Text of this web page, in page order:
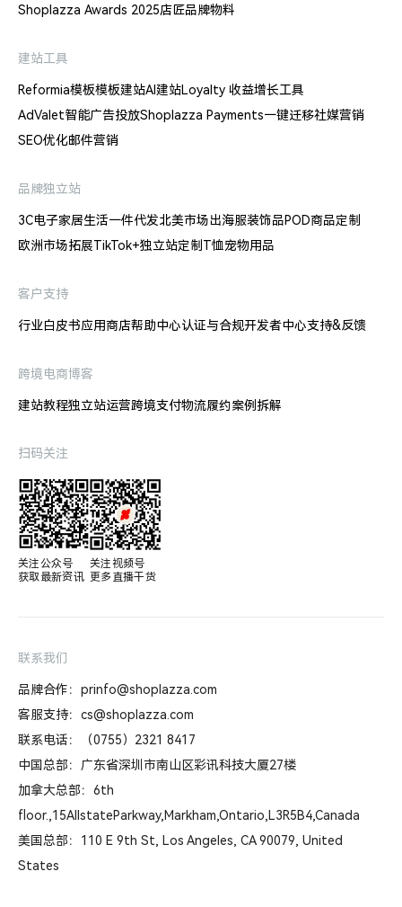
Shoplazza Awards 2025店匠品牌物料
建站工具
Reformia模板模板建站AI建站Loyalty 收益增长工具
AdValet智能广告投放Shoplazza Payments一键迁移社媒营销
SEO优化邮件营销
品牌独立站
3C电子家居生活一件代发北美市场出海服装饰品POD商品定制
欧洲市场拓展TikTok+独立站定制T恤宠物用品
客户支持
行业白皮书应用商店帮助中心认证与合规开发者中心支持&反馈
跨境电商博客
建站教程独立站运营跨境支付物流履约案例拆解
扫码关注
关注公众号
获取最新资讯
关注视频号
更多直播干货
联系我们
品牌合作：prinfo@shoplazza.com
客服支持：cs@shoplazza.com
联系电话：（0755）2321 8417
中国总部：广东省深圳市南山区彩讯科技大厦27楼
加拿大总部：6th
floor.,15AllstateParkway,Markham,Ontario,L3R5B4,Canada
美国总部：110 E 9th St, Los Angeles, CA 90079, United
States